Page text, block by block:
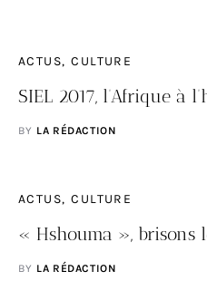
ACTUS CULTURE
SIEL 2017, l’Afrique à
BY LA RÉDACTION
ACTUS CULTURE
« Hshouma », brisons
BY LA RÉDACTION